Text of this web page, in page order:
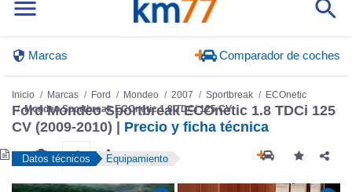
Marcas Comparador de coches
Inicio Marcas Ford Mondeo 2007 Sportbreak
ECOnetic
Mondeo Sportbreak ECOnetic 1.8 TDCi 125 CV
Ford Mondeo Sportbreak ECOnetic 1.8 TDCi 125
CV (2009-2010) | Precio y ficha técnica
Datos técnicos Equipamiento